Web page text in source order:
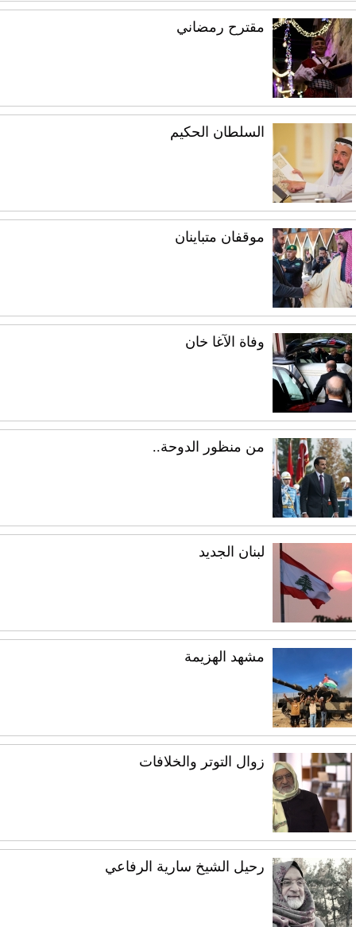
مقترح رمضاني
السلطان الحكيم
موقفان متباينان
وفاة الآغا خان
من منظور الدوحة..
لبنان الجديد
مشهد الهزيمة
زوال التوتر والخلافات
رحيل الشيخ سارية الرفاعي